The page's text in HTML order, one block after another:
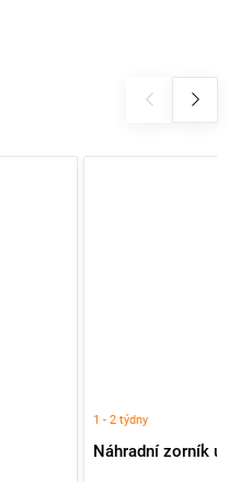
Náhradní zorník
1 - 2 týdny